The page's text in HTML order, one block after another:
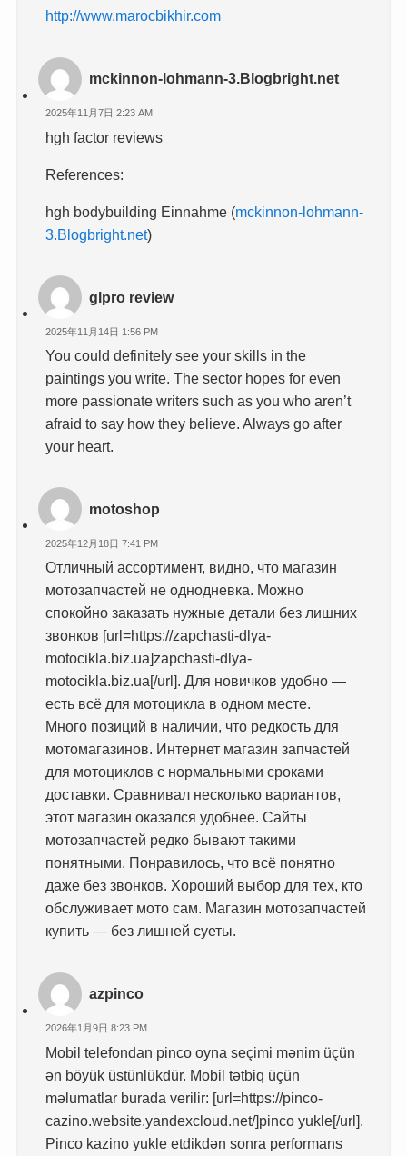
http://www.marocbikhir.com
mckinnon-lohmann-3.Blogbright.net
2025年11月7日 2:23 AM
hgh factor reviews
References:
hgh bodybuilding Einnahme (mckinnon-lohmann-
3.Blogbright.net)
glpro review
2025年11月14日 1:56 PM
You could definitely see your skills in the
paintings you write. The sector hopes for even
more passionate writers such as you who aren’t
afraid to say how they believe. Always go after
your heart.
motoshop
2025年12月18日 7:41 PM
Отличный ассортимент, видно, что магазин
мотозапчастей не однодневка. Можно
спокойно заказать нужные детали без лишних
звонков [url=https://zapchasti-dlya-
motocikla.biz.ua]zapchasti-dlya-
motocikla.biz.ua[/url]. Для новичков удобно —
есть всё для мотоцикла в одном месте.
Много позиций в наличии, что редкость для
мотомагазинов. Интернет магазин запчастей
для мотоциклов с нормальными сроками
доставки. Сравнивал несколько вариантов,
этот магазин оказался удобнее. Сайты
мотозапчастей редко бывают такими
понятными. Понравилось, что всё понятно
даже без звонков. Хороший выбор для тех, кто
обслуживает мото сам. Магазин мотозапчастей
купить — без лишней суеты.
azpinco
2026年1月9日 8:23 PM
Mobil telefondan pinco oyna seçimi mənim üçün
ən böyük üstünlükdür. Mobil tətbiq üçün
məlumatlar burada verilir: [url=https://pinco-
cazino.website.yandexcloud.net/]pinco yukle[/url].
Pinco kazino yukle etdikdən sonra performans